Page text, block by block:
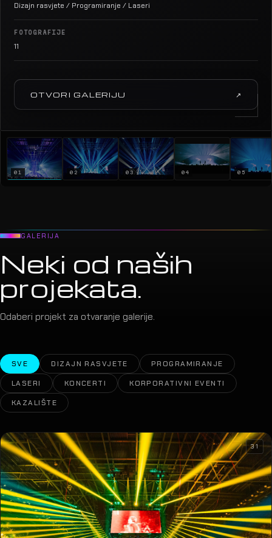
Dizajn rasvjete / Programiranje / Laseri
FOTOGRAFIJE
11
OTVORI GALERIJU ↗
01 02 03 04 05
GALERIJA
Neki od naših
projekata.
Odaberi projekt za otvaranje galerije.
SVE DIZAJN RASVJETE
PROGRAMIRANJE
LASERI
KONCERTI
KORPORATIVNI EVENTI
KAZALIŠTE
31